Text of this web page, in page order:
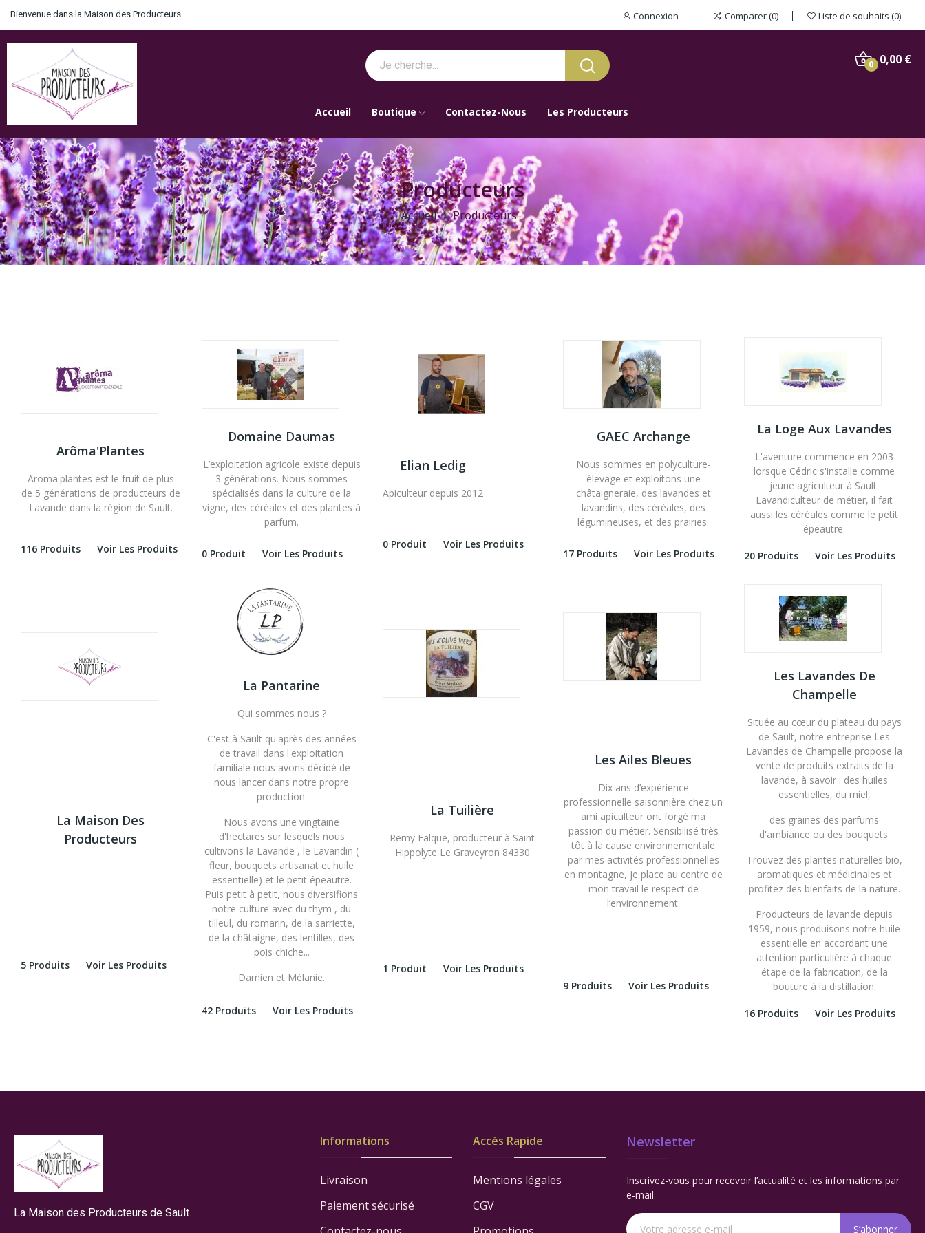
Bienvenue dans la Maison des Producteurs Connexion Comparer 0 Liste de souhaits 0
0,00 €
0
Accueil Boutique Contactez-Nous Les Producteurs
Producteurs
Accueil Producteurs
Arôma'Plantes
Aroma'plantes est le fruit de plus
de 5 générations de producteurs de
Lavande dans la région de Sault.
116 Produits Voir Les Produits
Domaine Daumas
L’exploitation agricole existe depuis
3 générations. Nous sommes
spécialisés dans la culture de la
vigne, des céréales et des plantes à
parfum.
0 Produit Voir Les Produits
Elian Ledig
Apiculteur depuis 2012
0 Produit Voir Les Produits
GAEC Archange
Nous sommes en polyculture-
élevage et exploitons une
châtaigneraie, des lavandes et
lavandins, des céréales, des
légumineuses, et des prairies.
17 Produits Voir Les Produits
La Loge Aux Lavandes
L'aventure commence en 2003
lorsque Cédric s'installe comme
jeune agriculteur à Sault.
Lavandiculteur de métier, il fait
aussi les céréales comme le petit
épeautre.
20 Produits Voir Les Produits
La Maison Des
Producteurs
5 Produits Voir Les Produits
La Pantarine
Qui sommes nous ?
C'est à Sault qu'après des années
de travail dans l'exploitation
familiale nous avons décidé de
nous lancer dans notre propre
production.
Nous avons une vingtaine
d'hectares sur lesquels nous
cultivons la Lavande , le Lavandin (
fleur, bouquets artisanat et huile
essentielle) et le petit épeautre.
Puis petit à petit, nous diversifions
notre culture avec du thym , du
tilleul, du romarin, de la sarriette,
de la châtaigne, des lentilles, des
pois chiche...
Damien et Mélanie.
42 Produits Voir Les Produits
La Tuilière
Remy Falque, producteur à Saint
Hippolyte Le Graveyron 84330
1 Produit Voir Les Produits
Les Ailes Bleues
Dix ans d’expérience
professionnelle saisonnière chez un
ami apiculteur ont forgé ma
passion du métier. Sensibilisé très
tôt à la cause environnementale
par mes activités professionnelles
en montagne, je place au centre de
mon travail le respect de
l’environnement.
9 Produits Voir Les Produits
Les Lavandes De
Champelle
Située au cœur du plateau du pays
de Sault, notre entreprise Les
Lavandes de Champelle propose la
vente de produits extraits de la
lavande, à savoir : des huiles
essentielles, du miel,
des graines des parfums
d'ambiance ou des bouquets.
Trouvez des plantes naturelles bio,
aromatiques et médicinales et
profitez des bienfaits de la nature.
Producteurs de lavande depuis
1959, nous produisons notre huile
essentielle en accordant une
attention particulière à chaque
étape de la fabrication, de la
bouture à la distillation.
16 Produits Voir Les Produits
La Maison des Producteurs de Sault
Informations
Livraison
Paiement sécurisé
Accès Rapide
Mentions légales
CGV
Newsletter
Inscrivez-vous pour recevoir l’actualité et les informations par
e-mail.
S’abonner